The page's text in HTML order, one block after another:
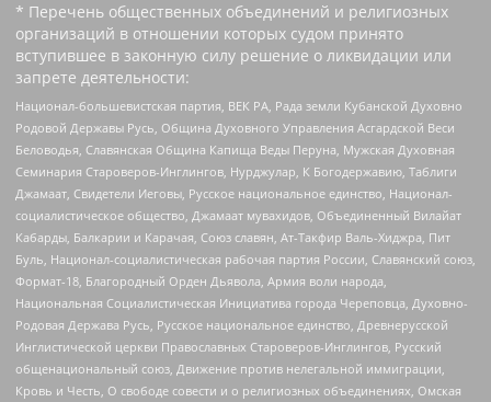
* Перечень общественных объединений и религиозных
организаций в отношении которых судом принято
вступившее в законную силу решение о ликвидации или
запрете деятельности:
Национал-большевистская партия, ВЕК РА, Рада земли Кубанской Духовно
Родовой Державы Русь, Община Духовного Управления Асгардской Веси
Беловодья, Славянская Община Капища Веды Перуна, Мужская Духовная
Семинария Староверов-Инглингов, Нурджулар, К Богодержавию, Таблиги
Джамаат, Свидетели Иеговы, Русское национальное единство, Национал-
социалистическое общество, Джамаат мувахидов, Объединенный Вилайат
Кабарды, Балкарии и Карачая, Союз славян, Ат-Такфир Валь-Хиджра, Пит
Буль, Национал-социалистическая рабочая партия России, Славянский союз,
Формат-18, Благородный Орден Дьявола, Армия воли народа,
Национальная Социалистическая Инициатива города Череповца, Духовно-
Родовая Держава Русь, Русское национальное единство, Древнерусской
Инглистической церкви Православных Староверов-Инглингов, Русский
общенациональный союз, Движение против нелегальной иммиграции,
Кровь и Честь, О свободе совести и о религиозных объединениях, Омская